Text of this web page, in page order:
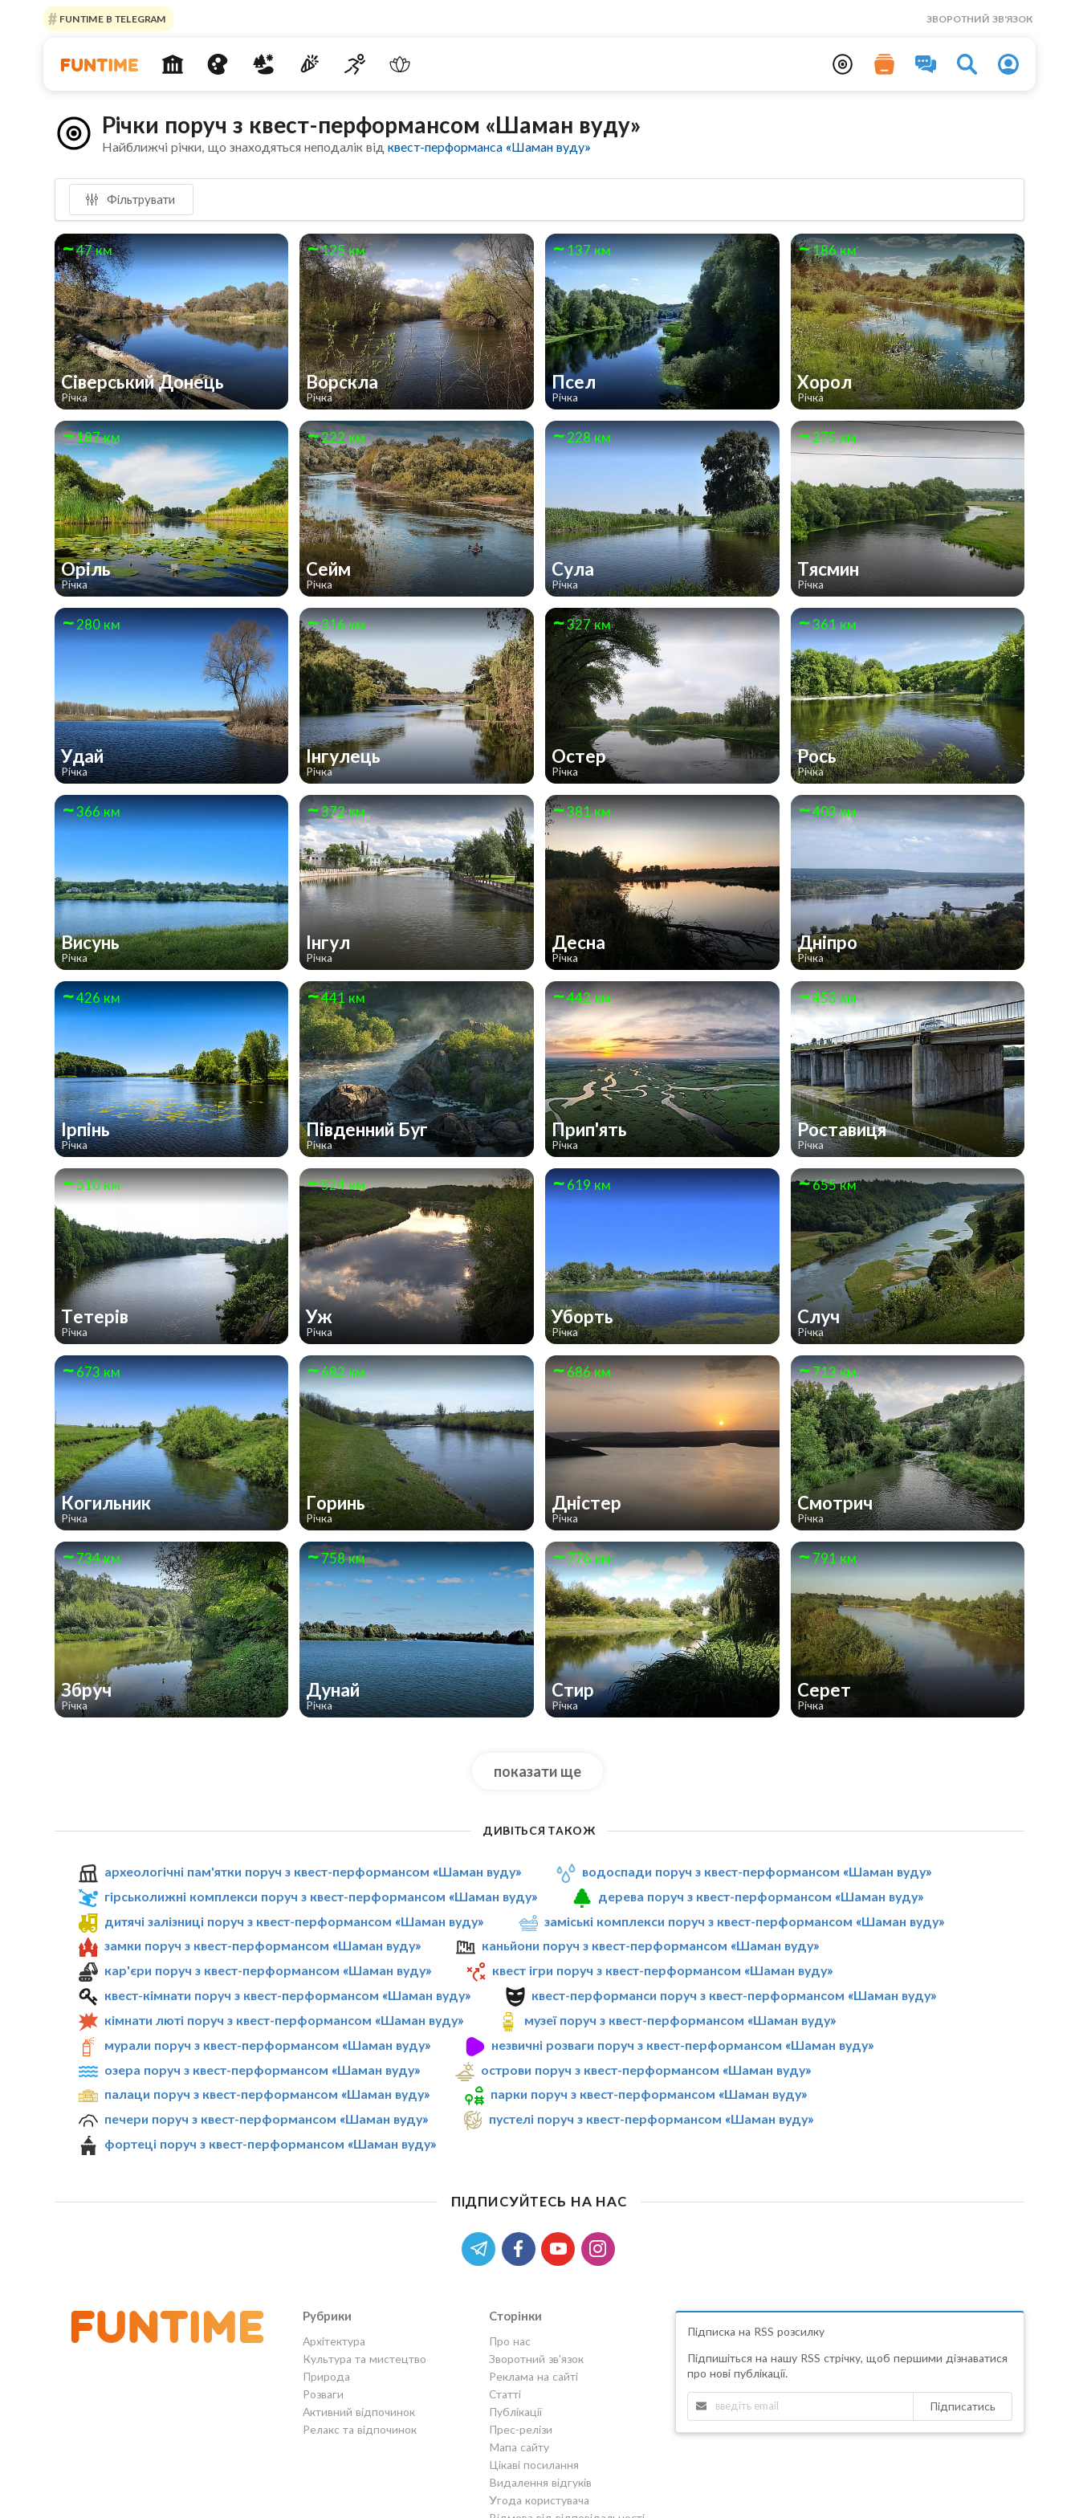
FUNTIME В TELEGRAM ЗВОРОТНИЙ ЗВ'ЯЗОК
Річки поруч з квест-перформансом «Шаман вуду»
Найближчі річки, що знаходяться неподалік відквест-перформанса «Шаман вуду»
Фільтрувати
47 км
Сіверський Донець
Річка
125 км
Ворскла
Річка
137 км
Псел
Річка
186 км
Хорол
Річка
187 км
Оріль
Річка
222 км
Сейм
Річка
228 км
Сула
Річка
275 км
Тясмин
Річка
280 км
Удай
Річка
316 км
Інгулець
Річка
327 км
Остер
Річка
361 км
Рось
Річка
366 км
Висунь
Річка
372 км
Інгул
Річка
381 км
Десна
Річка
403 км
Дніпро
Річка
426 км
Ірпінь
Річка
441 км
Південний Буг
Річка
442 км
Прип'ять
Річка
453 км
Роставиця
Річка
510 км
Тетерів
Річка
524 км
Уж
Річка
619 км
Уборть
Річка
655 км
Случ
Річка
673 км
Когильник
Річка
682 км
Горинь
Річка
686 км
Дністер
Річка
713 км
Смотрич
Річка
734 км
Збруч
Річка
758 км
Дунай
Річка
776 км
Стир
Річка
791 км
Серет
Річка
показати ще
ДИВІТЬСЯ ТАКОЖ
археологічні пам'ятки поруч з квест-перформансом «Шаман вуду»
водоспади поруч з квест-перформансом «Шаман вуду»
гірськолижні комплекси поруч з квест-перформансом «Шаман вуду»
дерева поруч з квест-перформансом «Шаман вуду»
дитячі залізниці поруч з квест-перформансом «Шаман вуду»
заміські комплекси поруч з квест-перформансом «Шаман вуду»
замки поруч з квест-перформансом «Шаман вуду»
каньйони поруч з квест-перформансом «Шаман вуду»
кар'єри поруч з квест-перформансом «Шаман вуду»
квест ігри поруч з квест-перформансом «Шаман вуду»
квест-кімнати поруч з квест-перформансом «Шаман вуду»
квест-перформанси поруч з квест-перформансом «Шаман вуду»
кімнати люті поруч з квест-перформансом «Шаман вуду»
музеї поруч з квест-перформансом «Шаман вуду»
мурали поруч з квест-перформансом «Шаман вуду»
незвичні розваги поруч з квест-перформансом «Шаман вуду»
озера поруч з квест-перформансом «Шаман вуду»
острови поруч з квест-перформансом «Шаман вуду»
палаци поруч з квест-перформансом «Шаман вуду»
парки поруч з квест-перформансом «Шаман вуду»
печери поруч з квест-перформансом «Шаман вуду»
пустелі поруч з квест-перформансом «Шаман вуду»
фортеці поруч з квест-перформансом «Шаман вуду»
ПІДПИСУЙТЕСЬ НА НАС
Рубрики
Архітектура
Культура та мистецтво
Природа
Розваги
Активний відпочинок
Релакс та відпочинок
Сторінки
Про нас
Зворотний зв'язок
Реклама на сайті
Статті
Публікації
Прес-релізи
Мапа сайту
Цікаві посилання
Видалення відгуків
Угода користувача
Підписка на RSS розсилку
Підпишіться на нашу RSS стрічку, щоб першими дізнаватися
про нові публікації.
Підписатись